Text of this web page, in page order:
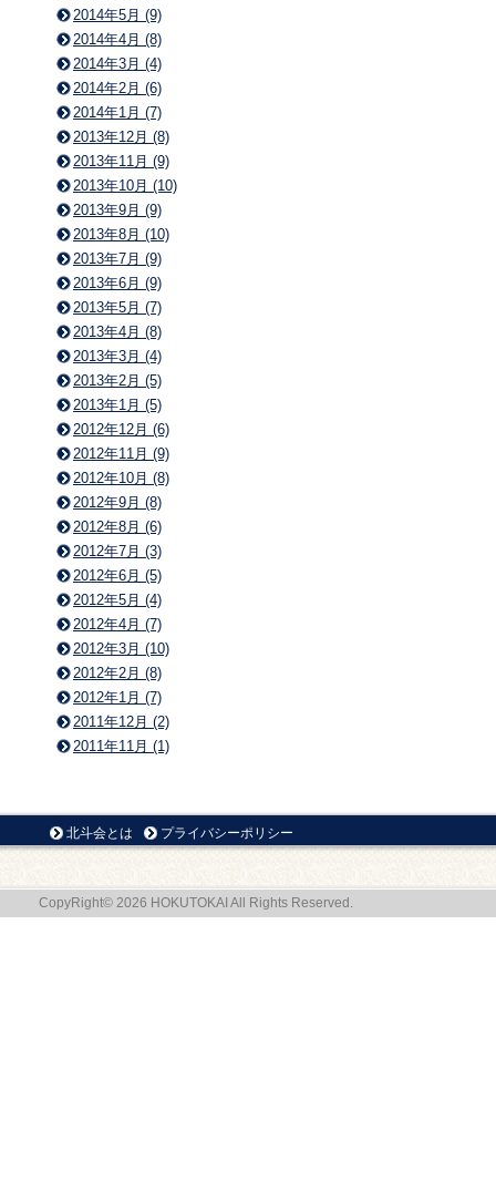
2014年5月 (9)
2014年4月 (8)
2014年3月 (4)
2014年2月 (6)
2014年1月 (7)
2013年12月 (8)
2013年11月 (9)
2013年10月 (10)
2013年9月 (9)
2013年8月 (10)
2013年7月 (9)
2013年6月 (9)
2013年5月 (7)
2013年4月 (8)
2013年3月 (4)
2013年2月 (5)
2013年1月 (5)
2012年12月 (6)
2012年11月 (9)
2012年10月 (8)
2012年9月 (8)
2012年8月 (6)
2012年7月 (3)
2012年6月 (5)
2012年5月 (4)
2012年4月 (7)
2012年3月 (10)
2012年2月 (8)
2012年1月 (7)
2011年12月 (2)
2011年11月 (1)
北斗会とは プライバシーポリシー
CopyRight© 2026 HOKUTOKAI All Rights Reserved.